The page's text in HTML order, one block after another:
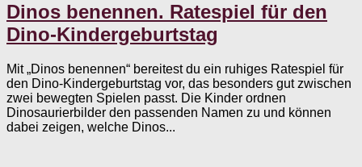
Dinos benennen. Ratespiel für den
Dino-Kindergeburtstag
Mit „Dinos benennen“ bereitest du ein ruhiges Ratespiel für
den Dino-Kindergeburtstag vor, das besonders gut zwischen
zwei bewegten Spielen passt. Die Kinder ordnen
Dinosaurierbilder den passenden Namen zu und können
dabei zeigen, welche Dinos...